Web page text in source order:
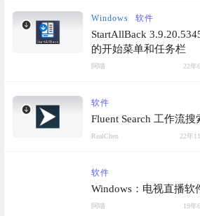
Windows 软件
StartAllBack
的开始菜单和任务栏
阿喵 22年
软件
Fluent Search 工作流搜
RealChen 22年
软件
Windows：电视直播软
阿喵 19年